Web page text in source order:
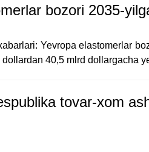
bozori 2035-
Yevropa elastomerlar
dollardan 40,5 mlrd dollargacha
tovar-xom